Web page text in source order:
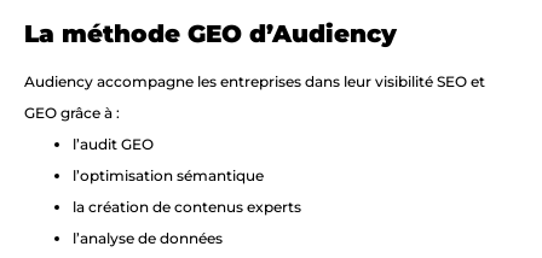
La méthode GEO d’Audiency
Audiency accompagne les entreprises dans leur visibilité SEO et
GEO grâce à :
l’audit GEO
l’optimisation sémantique
la création de contenus experts
l’analyse de données